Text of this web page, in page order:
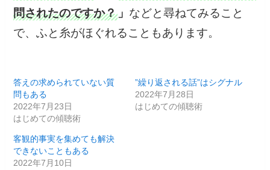
問されたのですか？ 」 などと尋ねてみること
で、ふと糸がほぐれることもあります。
答えの求められていない質
問もある
2022年7月23日
はじめての傾聴術
”繰り返される話”はシグナル
2022年7月28日
はじめての傾聴術
客観的事実を集めても解決
できないこともある
2022年7月10日